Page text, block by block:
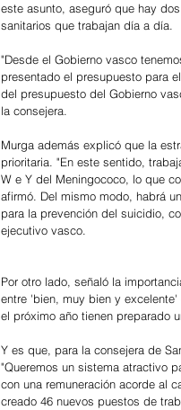
este asunto, aseguró que hay
sanitarios que trabajan día a día.
"Desde el Gobierno vasco
presentado el presupuesto para
del presupuesto del Gobierno
la consejera.
Murga además explicó que la
prioritaria. "En este sentido,
W e Y del Meningococo, lo que
afirmó. Del mismo modo, habrá
para la prevención del suicidio,
ejecutivo vasco.
Por otro lado, señaló la
entre 'bien, muy bien y
el próximo año tienen preparado
Y es que, para la consejera de
"Queremos un sistema atractivo
con una remuneración acorde al
creado 46 nuevos puestos de